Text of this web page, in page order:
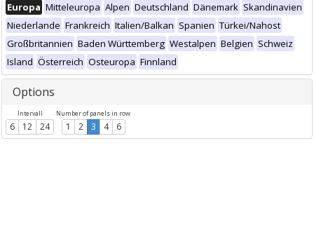
Europa Mitteleuropa Alpen Deutschland Dänemark Skandinavien
Niederlande Frankreich Italien/Balkan Spanien Türkei/Nahost
Großbritannien Baden Württemberg Westalpen Belgien Schweiz
Island Österreich Osteuropa Finnland
Options
Intervall
6 12 24
Number of panels in row
1 2 3 4 6